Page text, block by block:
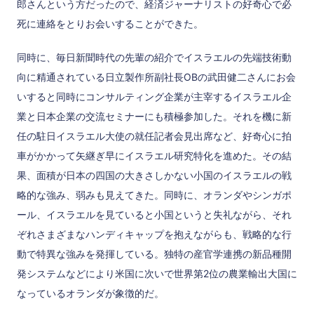
郎さんという方だったので、経済ジャーナリストの好奇心で必
死に連絡をとりお会いすることができた。
同時に、毎日新聞時代の先輩の紹介でイスラエルの先端技術動
向に精通されている日立製作所副社長OBの武田健二さんにお会
いすると同時にコンサルティング企業が主宰するイスラエル企
業と日本企業の交流セミナーにも積極参加した。それを機に新
任の駐日イスラエル大使の就任記者会見出席など、好奇心に拍
車がかかって矢継ぎ早にイスラエル研究特化を進めた。その結
果、面積が日本の四国の大きさしかない小国のイスラエルの戦
略的な強み、弱みも見えてきた。同時に、オランダやシンガポ
ール、イスラエルを見ていると小国というと失礼ながら、それ
ぞれさまざまなハンディキャップを抱えながらも、戦略的な行
動で特異な強みを発揮している。独特の産官学連携の新品種開
発システムなどにより米国に次いで世界第2位の農業輸出大国に
なっているオランダが象徴的だ。